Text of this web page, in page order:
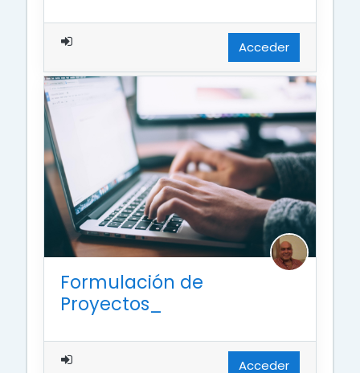
Acceder
Formulación de
Proyectos_
Acceder